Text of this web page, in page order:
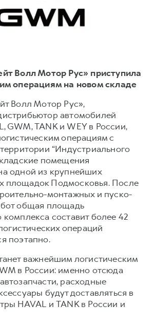
F7X
КЛИЕНТАМ
клиентам
клиентам
автопарком
клиентов
HAVAL
аксессуары
ОБСЛУЖИВАНИЕ
GWM
Защита+»
эксплуатации
HAVAL
аксессуары
Волл Мотор Рус» приступила
операциям на новом складе
Волл Мотор Рус»,
автомобилей
GWM, TANK и WEY в России,
операциям с
“Индустриального
помещения
одной из крупнейших
площадок Подмосковья. После
монтажных и пуско-
общая площадь
составит более 42
операций
поэтапно.
важнейшим логистическим
в России: именно отсюда
расходные
будут доставляться в
HAVAL и TANK в России и